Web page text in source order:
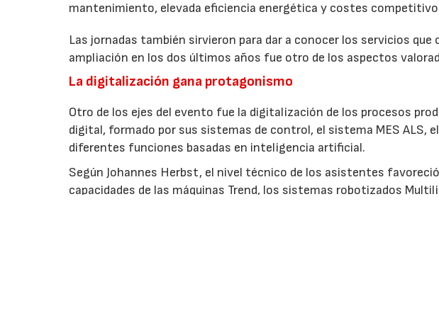
mantenimiento, elevada eficiencia energética y costes
Las jornadas también sirvieron para dar a conocer los servicios
ampliación en los dos últimos años fue otro de los aspectos
La digitalización gana protagonismo
Otro de los ejes del evento fue la digitalización de los procesos
digital, formado por sus sistemas de control, el sistema MES ALS,
diferentes funciones basadas en inteligencia artificial.
Según Johannes Herbst, el nivel técnico de los asistentes
capacidades de las máquinas Trend, los sistemas robotizados